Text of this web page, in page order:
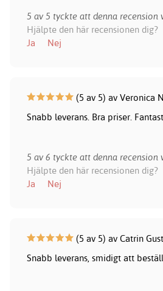
5 av 5 tyckte att denna recension
Hjälpte den här recensionen dig?
Ja
Nej
(5 av 5) av Veronica
Snabb leverans. Bra priser.
5 av 6 tyckte att denna recension
Hjälpte den här recensionen dig?
Ja
Nej
(5 av 5) av Catrin
Snabb leverans, smidigt att